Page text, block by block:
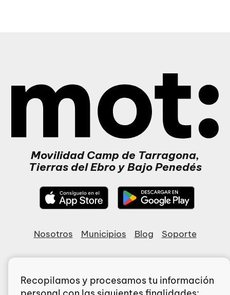
Mot - Inici
Movilidad Camp de Tarragona,
Tierras del Ebro y Bajo Penedés
Nosotros Municipios Blog Soporte
© 2025 Mot App. Todos los derechos reservados..
Recopilamos y procesamos tu información